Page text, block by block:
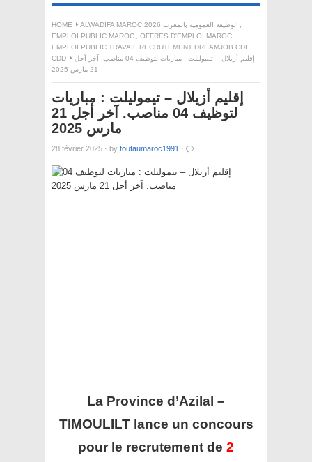
HOME ALWADIFA MAROC 2026 الوظيفة العمومية بالمغرب
,
EMPLOI PUBLIC MAROC , OFFRES D'EMPLOI MAROC
EMPLOI PUBLIC TRAVAIL RECRUTEMENT DREAMJOB CDI
CDD
إقليم أزيلال – تيموليلت : مباريات لتوظيف 04 مناصب. آخر أجل
21 مارس 2025
إقليم أزيلال – تيموليلت : مباريات
لتوظيف 04 مناصب. آخر أجل 21
مارس 2025
28 février 2025 · by toutaumaroc1991 ·
La Province d’Azilal –
TIMOULILT lance un concours
pour le recrutement de 2